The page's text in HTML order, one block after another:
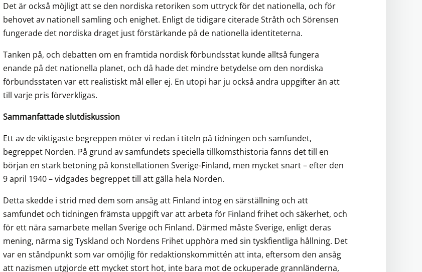
Det är också möjligt att se den nordiska retoriken som uttryck för det nationella, och för
behovet av nationell samling och enighet. Enligt de tidigare citerade Stråth och Sörensen
fungerade det nordiska draget just förstärkande på de nationella identiteterna.
Tanken på, och debatten om en framtida nordisk förbundsstat kunde alltså fungera
enande på det nationella planet, och då hade det mindre betydelse om den nordiska
förbundsstaten var ett realistiskt mål eller ej. En utopi har ju också andra uppgifter än att
till varje pris förverkligas.
Sammanfattade slutdiskussion
Ett av de viktigaste begreppen möter vi redan i titeln på tidningen och samfundet,
begreppet Norden. På grund av samfundets speciella tillkomsthistoria fanns det till en
början en stark betoning på konstellationen Sverige-Finland, men mycket snart – efter den
9 april 1940 – vidgades begreppet till att gälla hela Norden.
Detta skedde i strid med dem som ansåg att Finland intog en särställning och att
samfundet och tidningen främsta uppgift var att arbeta för Finland frihet och säkerhet, och
för ett nära samarbete mellan Sverige och Finland. Därmed måste Sverige, enligt deras
mening, närma sig Tyskland och Nordens Frihet upphöra med sin tyskfientliga hållning. Det
var en ståndpunkt som var omöjlig för redaktionskommittén att inta, eftersom den ansåg
att nazismen utgjorde ett mycket stort hot, inte bara mot de ockuperade grannländerna,